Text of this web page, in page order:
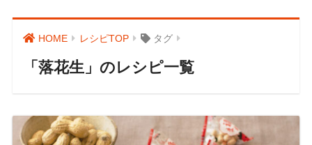
HOME レシピTOP タグ
「落花生」のレシピ一覧